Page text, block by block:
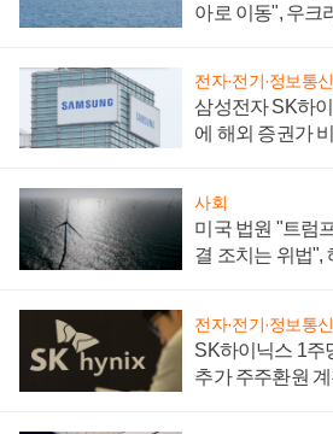
아로 이동", 우크
전자·전기·정보통신
삼성전자 SK하
에 해외 증권가
사회
미국 법원 "트럼
결 조치는 위법",
전자·전기·정보통신
SK하이닉스 1주
추가 주주환원